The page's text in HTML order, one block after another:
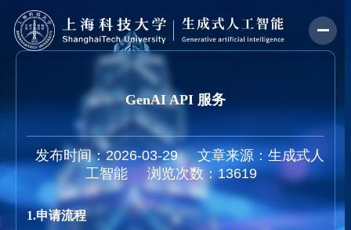
GenAI API 服务
发布时间：2026-03-29
文章来源：生成式人
工智能
浏览次数：13619
1.申请流程